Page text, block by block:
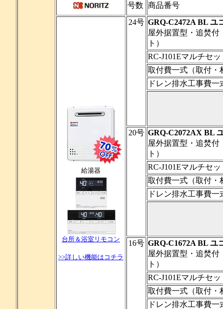
号数 商品番号
給湯器
台所＆浴室リモコン
>>詳しい機能はコチラ
24号 GRQ-C2472A BL ユ
屋外据置型・追焚
ト）
RC-J101Eマルチセ
取付費一式（取付・
ドレン排水工事費一
20号 GRQ-C2072AX BL
屋外据置型・追焚
ト）
RC-J101Eマルチセ
取付費一式（取付・
ドレン排水工事費一
16号 GRQ-C1672A BL ユ
屋外据置型・追焚
ト）
RC-J101Eマルチセ
取付費一式（取付・
ドレン排水工事費一